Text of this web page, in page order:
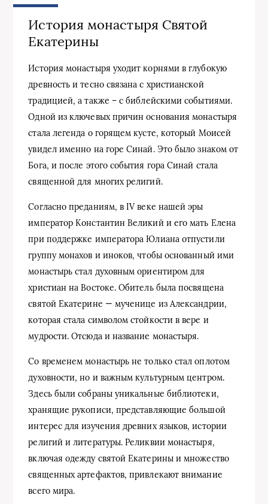
История монастыря Святой
Екатерины
История монастыря уходит корнями в глубокую
древность и тесно связана с христианской
традицией, а также – с библейскими событиями.
Одной из ключевых причин основания монастыря
стала легенда о горящем кусте, который Моисей
увидел именно на горе Синай. Это было знаком от
Бога, и после этого события гора Синай стала
священной для многих религий.
Согласно преданиям, в IV веке нашей эры
император Константин Великий и его мать Елена
при поддержке императора Юлиана отпустили
группу монахов и иноков, чтобы основанный ими
монастырь стал духовным ориентиром для
христиан на Востоке. Обитель была посвящена
святой Екатерине — мученице из Александрии,
которая стала символом стойкости в вере и
мудрости. Отсюда и название монастыря.
Со временем монастырь не только стал оплотом
духовности, но и важным культурным центром.
Здесь были собраны уникальные библиотеки,
хранящие рукописи, представляющие большой
интерес для изучения древних языков, истории
религий и литературы. Реликвии монастыря,
включая одежду святой Екатерины и множество
священных артефактов, привлекают внимание
всего мира.